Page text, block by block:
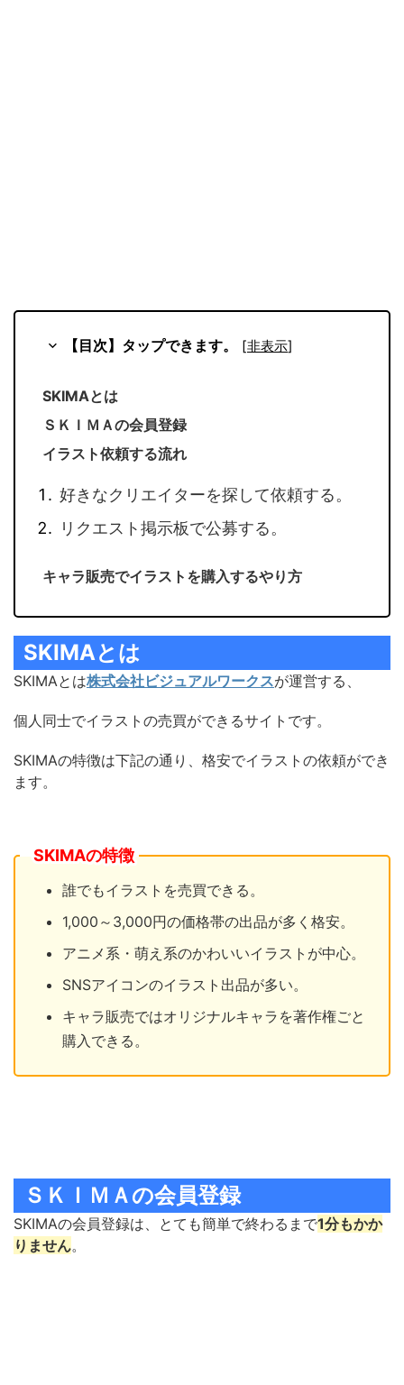
【目次】タップできます。 [非表示]
SKIMAとは
ＳＫＩＭＡの会員登録
イラスト依頼する流れ
好きなクリエイターを探して依頼する。
リクエスト掲示板で公募する。
キャラ販売でイラストを購入するやり方
SKIMAとは
SKIMAとは株式会社ビジュアルワークスが運営する、
個人同士でイラストの売買ができるサイトです。
SKIMAの特徴は下記の通り、格安でイラストの依頼ができ
ます。
SKIMAの特徴
誰でもイラストを売買できる。
1,000～3,000円の価格帯の出品が多く格安。
アニメ系・萌え系のかわいいイラストが中心。
SNSアイコンのイラスト出品が多い。
キャラ販売ではオリジナルキャラを著作権ごと
購入できる。
ＳＫＩＭＡの会員登録
SKIMAの会員登録は、とても簡単で終わるまで1分もかか
りません。